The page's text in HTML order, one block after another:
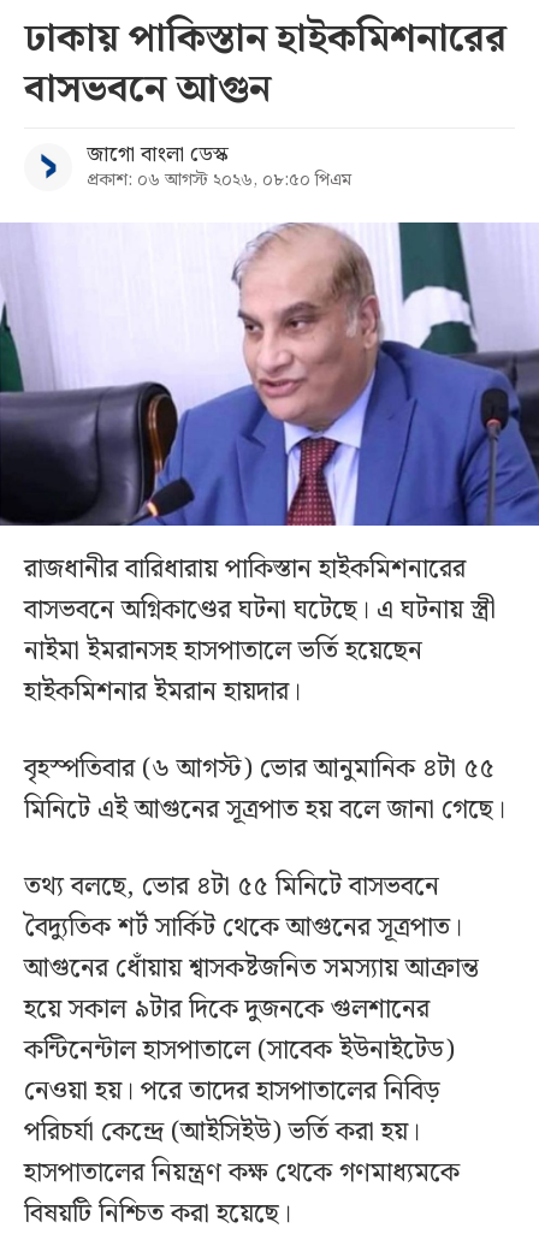
ঢাকায় পাকিস্তান হাইকমিশনারের
বাসভবনে আগুন
জাগো বাংলা ডেস্ক
প্রকাশ: ০৬ আগস্ট ২০২৬, ০৮:৫০ পিএম
রাজধানীর বারিধারায় পাকিস্তান হাইকমিশনারের
বাসভবনে অগ্নিকাণ্ডের ঘটনা ঘটেছে। এ ঘটনায় স্ত্রী
নাইমা ইমরানসহ হাসপাতালে ভর্তি হয়েছেন
হাইকমিশনার ইমরান হায়দার।
বৃহস্পতিবার (৬ আগস্ট) ভোর আনুমানিক ৪টা ৫৫
মিনিটে এই আগুনের সূত্রপাত হয় বলে জানা গেছে।
তথ্য বলছে, ভোর ৪টা ৫৫ মিনিটে বাসভবনে
বৈদ্যুতিক শর্ট সার্কিট থেকে আগুনের সূত্রপাত।
আগুনের ধোঁয়ায় শ্বাসকষ্টজনিত সমস্যায় আক্রান্ত
হয়ে সকাল ৯টার দিকে দুজনকে গুলশানের
কন্টিনেন্টাল হাসপাতালে (সাবেক ইউনাইটেড)
নেওয়া হয়। পরে তাদের হাসপাতালের নিবিড়
পরিচর্যা কেন্দ্রে (আইসিইউ) ভর্তি করা হয়।
হাসপাতালের নিয়ন্ত্রণ কক্ষ থেকে গণমাধ্যমকে
বিষয়টি নিশ্চিত করা হয়েছে।